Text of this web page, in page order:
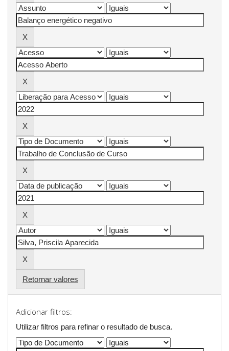
Retornar valores
Adicionar filtros:
Utilizar filtros para refinar o resultado de busca.